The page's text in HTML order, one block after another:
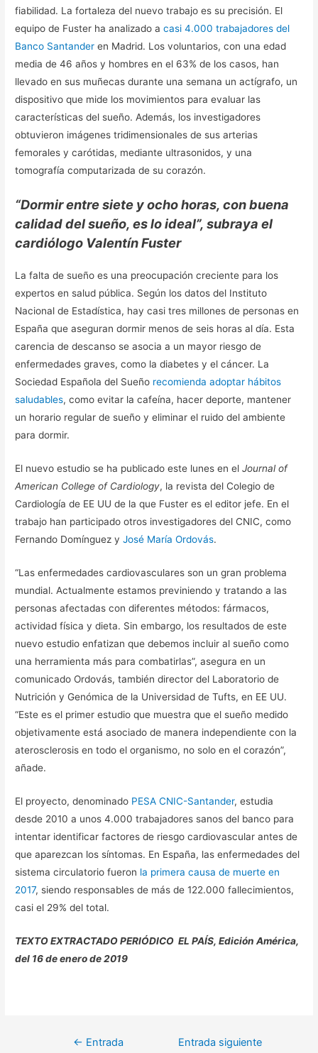
fiabilidad. La fortaleza del nuevo trabajo es su precisión. El
equipo de Fuster ha analizado acasi 4.000 trabajadores del
Banco Santander en Madrid. Los voluntarios, con una edad
media de 46 años y hombres en el 63% de los casos, han
llevado en sus muñecas durante una semana un actígrafo, un
dispositivo que mide los movimientos para evaluar las
características del sueño. Además, los investigadores
obtuvieron imágenes tridimensionales de sus arterias
femorales y carótidas, mediante ultrasonidos, y una
tomografía computarizada de su corazón.
“Dormir entre siete y ocho horas, con buena
calidad del sueño, es lo ideal”, subraya el
cardiólogo Valentín Fuster
La falta de sueño es una preocupación creciente para los
expertos en salud pública. Según los datos del Instituto
Nacional de Estadística, hay casi tres millones de personas en
España que aseguran dormir menos de seis horas al día. Esta
carencia de descanso se asocia a un mayor riesgo de
enfermedades graves, como la diabetes y el cáncer. La
Sociedad Española del Sueño recomienda adoptar hábitos
saludables, como evitar la cafeína, hacer deporte, mantener
un horario regular de sueño y eliminar el ruido del ambiente
para dormir.
El nuevo estudio se ha publicado este lunes en elJournal of
American College of Cardiology, la revista del Colegio de
Cardiología de EE UU de la que Fuster es el editor jefe. En el
trabajo han participado otros investigadores del CNIC, como
Fernando Domínguez yJosé María Ordovás.
“Las enfermedades cardiovasculares son un gran problema
mundial. Actualmente estamos previniendo y tratando a las
personas afectadas con diferentes métodos: fármacos,
actividad física y dieta. Sin embargo, los resultados de este
nuevo estudio enfatizan que debemos incluir al sueño como
una herramienta más para combatirlas”, asegura en un
comunicado Ordovás, también director del Laboratorio de
Nutrición y Genómica de la Universidad de Tufts, en EE UU.
“Este es el primer estudio que muestra que el sueño medido
objetivamente está asociado de manera independiente con la
aterosclerosis en todo el organismo, no solo en el corazón”,
añade.
El proyecto, denominado PESA CNIC-Santander, estudia
desde 2010 a unos 4.000 trabajadores sanos del banco para
intentar identificar factores de riesgo cardiovascular antes de
que aparezcan los síntomas. En España, las enfermedades del
sistema circulatorio fueron la primera causa de muerte en
2017, siendo responsables de más de 122.000 fallecimientos,
casi el 29% del total.
TEXTO EXTRACTADO PERIÓDICO EL PAÍS, Edición América,
del 16 de enero de 2019
Navegación
← Entrada Entrada siguiente